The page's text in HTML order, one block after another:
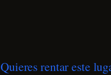
Quieres rentar este